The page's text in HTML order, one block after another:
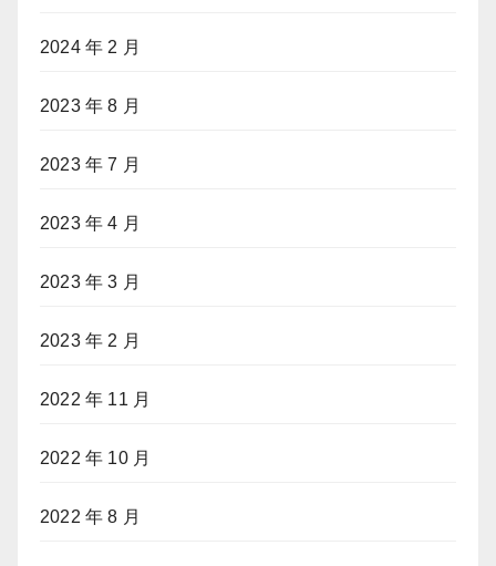
2024 年 2 月
2023 年 8 月
2023 年 7 月
2023 年 4 月
2023 年 3 月
2023 年 2 月
2022 年 11 月
2022 年 10 月
2022 年 8 月